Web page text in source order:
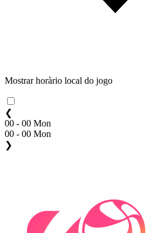
Mostrar horàrio local do jogo
❮
00 - 00 Mon
00 - 00 Mon
❯